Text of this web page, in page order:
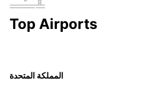
Top Airports
المملكة المتحدة